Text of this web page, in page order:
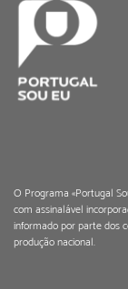
O Programa «Portugal
com assinalável
informado por parte dos
produção nacional.